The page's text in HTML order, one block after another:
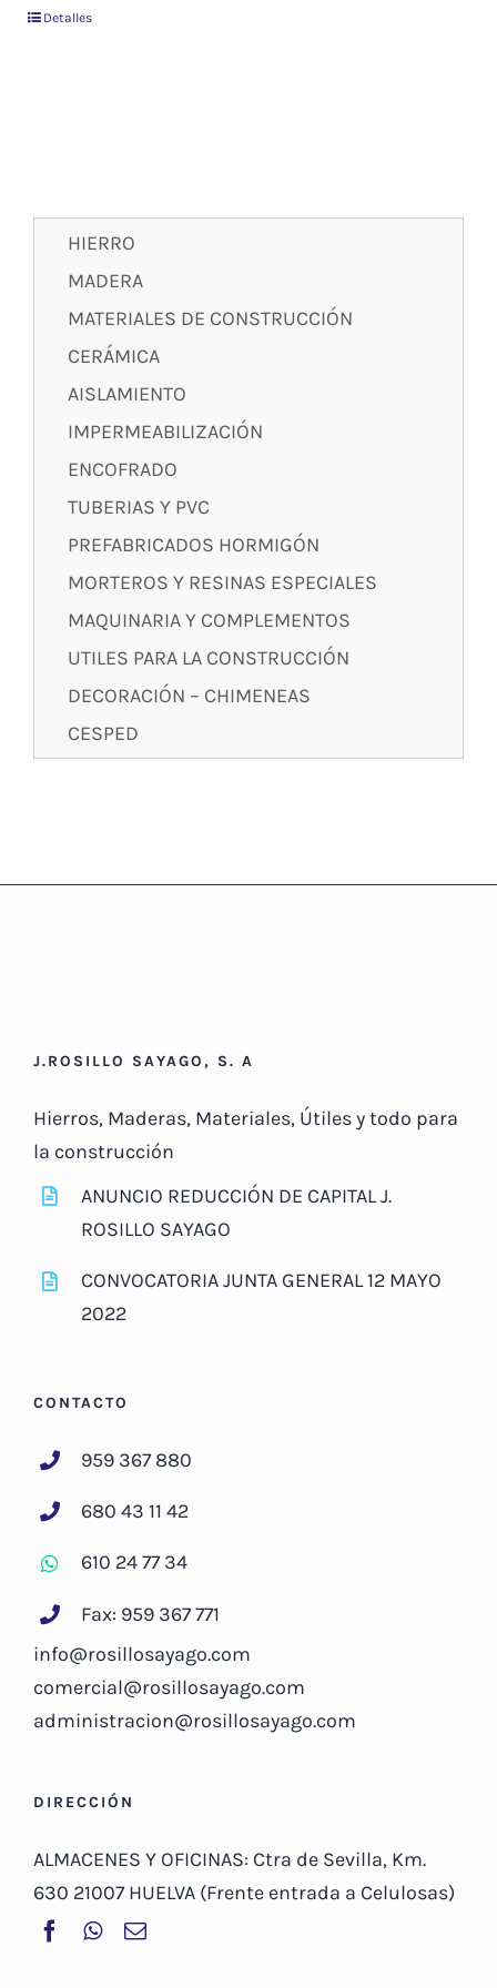
Detalles
HIERRO
MADERA
MATERIALES DE CONSTRUCCIÓN
CERÁMICA
AISLAMIENTO
IMPERMEABILIZACIÓN
ENCOFRADO
TUBERIAS Y PVC
PREFABRICADOS HORMIGÓN
MORTEROS Y RESINAS ESPECIALES
MAQUINARIA Y COMPLEMENTOS
UTILES PARA LA CONSTRUCCIÓN
DECORACIÓN – CHIMENEAS
CESPED
J.ROSILLO SAYAGO, S. A
Hierros, Maderas, Materiales, Útiles y todo para
la construcción
ANUNCIO REDUCCIÓN DE CAPITAL J.
ROSILLO SAYAGO
CONVOCATORIA JUNTA GENERAL 12 MAYO
2022
CONTACTO
959 367 880
680 43 11 42
610 24 77 34
Fax: 959 367 771
info@rosillosayago.com
comercial@rosillosayago.com
administracion@rosillosayago.com
DIRECCIÓN
ALMACENES Y OFICINAS: Ctra de Sevilla, Km.
630 21007 HUELVA (Frente entrada a Celulosas)